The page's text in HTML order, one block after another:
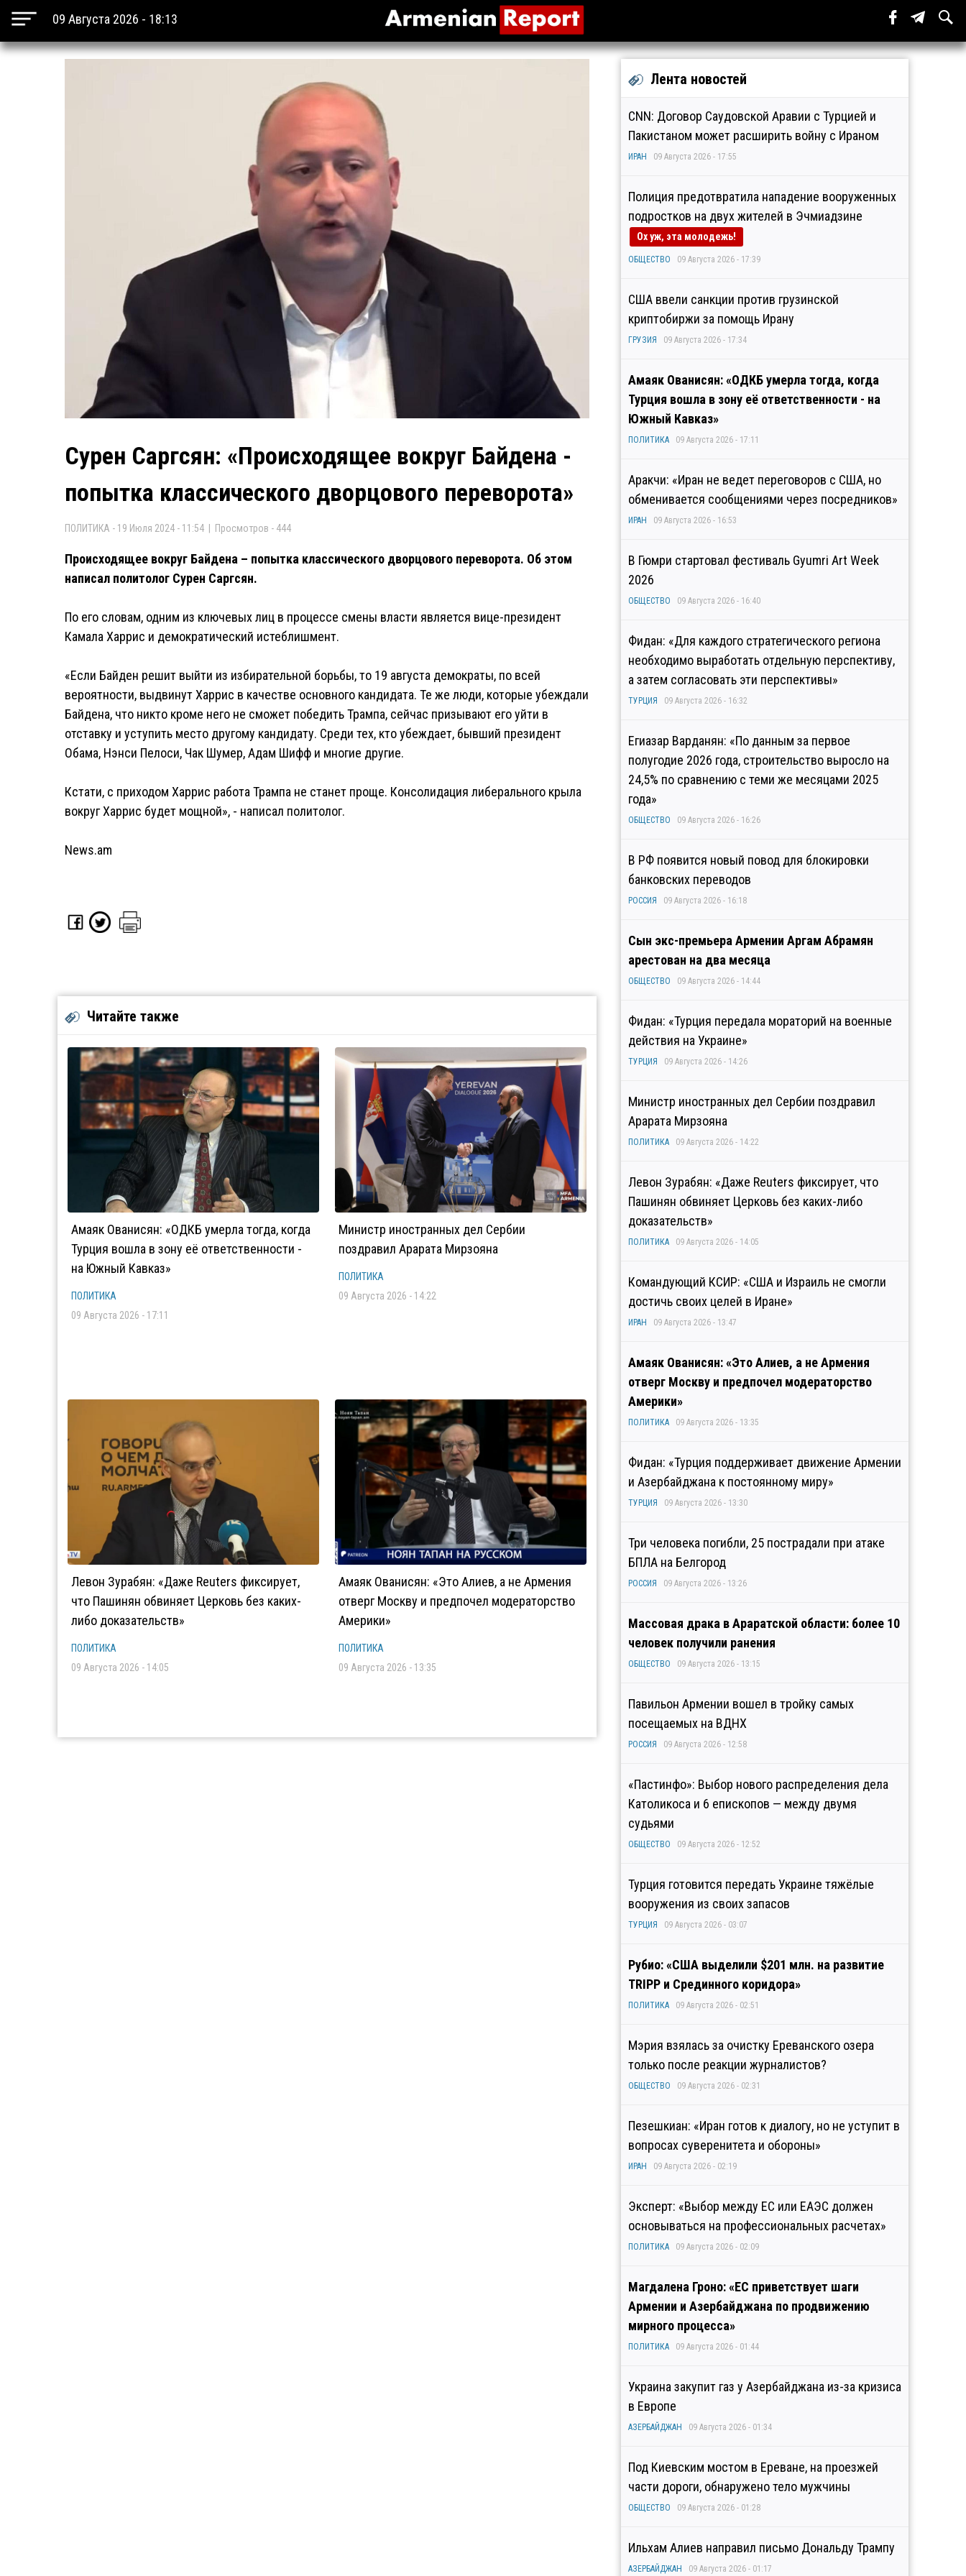
09 Августа 2026 - 18:13
Сурен Саргсян: «Происходящее вокруг Байдена -
попытка классического дворцового переворота»
ПОЛИТИКА - 19 Июля 2024 - 11:54 | Просмотров - 444
Происходящее вокруг Байдена – попытка классического дворцового переворота. Об этом
написал политолог Сурен Саргсян.
По его словам, одним из ключевых лиц в процессе смены власти является вице-президент
Камала Харрис и демократический истеблишмент.
«Если Байден решит выйти из избирательной борьбы, то 19 августа демократы, по всей
вероятности, выдвинут Харрис в качестве основного кандидата. Те же люди, которые убеждали
Байдена, что никто кроме него не сможет победить Трампа, сейчас призывают его уйти в
отставку и уступить место другому кандидату. Среди тех, кто убеждает, бывший президент
Обама, Нэнси Пелоси, Чак Шумер, Адам Шифф и многие другие.
Кстати, с приходом Харрис работа Трампа не станет проще. Консолидация либерального крыла
вокруг Харрис будет мощной», - написал политолог.
News.am
Читайте также
Амаяк Ованисян: «ОДКБ умерла тогда, когда
Турция вошла в зону её ответственности -
на Южный Кавказ»
ПОЛИТИКА
09 Августа 2026 - 17:11
Министр иностранных дел Сербии
поздравил Арарата Мирзояна
ПОЛИТИКА
09 Августа 2026 - 14:22
Левон Зурабян: «Даже Reuters фиксирует,
что Пашинян обвиняет Церковь без каких-
либо доказательств»
ПОЛИТИКА
09 Августа 2026 - 14:05
Амаяк Ованисян: «Это Алиев, а не Армения
отверг Москву и предпочел модераторство
Америки»
ПОЛИТИКА
09 Августа 2026 - 13:35
Лента новостей
CNN: Договор Саудовской Аравии с Турцией и
Пакистаном может расширить войну с Ираном
ИРАН 09 Августа 2026 - 17:55
Полиция предотвратила нападение вооруженных
подростков на двух жителей в Эчмиадзине
Ох уж, эта молодежь!
ОБЩЕСТВО 09 Августа 2026 - 17:39
США ввели санкции против грузинской
криптобиржи за помощь Ирану
ГРУЗИЯ 09 Августа 2026 - 17:34
Амаяк Ованисян: «ОДКБ умерла тогда, когда
Турция вошла в зону её ответственности - на
Южный Кавказ»
ПОЛИТИКА 09 Августа 2026 - 17:11
Аракчи: «Иран не ведет переговоров с США, но
обменивается сообщениями через посредников»
ИРАН 09 Августа 2026 - 16:53
В Гюмри стартовал фестиваль Gyumri Art Week
2026
ОБЩЕСТВО 09 Августа 2026 - 16:40
Фидан: «Для каждого стратегического региона
необходимо выработать отдельную перспективу,
а затем согласовать эти перспективы»
ТУРЦИЯ 09 Августа 2026 - 16:32
Егиазар Варданян: «По данным за первое
полугодие 2026 года, строительство выросло на
24,5% по сравнению с теми же месяцами 2025
года»
ОБЩЕСТВО 09 Августа 2026 - 16:26
В РФ появится новый повод для блокировки
банковских переводов
РОССИЯ 09 Августа 2026 - 16:18
Сын экс-премьера Армении Аргам Абрамян
арестован на два месяца
ОБЩЕСТВО 09 Августа 2026 - 14:44
Фидан: «Турция передала мораторий на военные
действия на Украине»
ТУРЦИЯ 09 Августа 2026 - 14:26
Министр иностранных дел Сербии поздравил
Арарата Мирзояна
ПОЛИТИКА 09 Августа 2026 - 14:22
Левон Зурабян: «Даже Reuters фиксирует, что
Пашинян обвиняет Церковь без каких-либо
доказательств»
ПОЛИТИКА 09 Августа 2026 - 14:05
Командующий КСИР: «США и Израиль не смогли
достичь своих целей в Иране»
ИРАН 09 Августа 2026 - 13:47
Амаяк Ованисян: «Это Алиев, а не Армения
отверг Москву и предпочел модераторство
Америки»
ПОЛИТИКА 09 Августа 2026 - 13:35
Фидан: «Турция поддерживает движение Армении
и Азербайджана к постоянному миру»
ТУРЦИЯ 09 Августа 2026 - 13:30
Три человека погибли, 25 пострадали при атаке
БПЛА на Белгород
РОССИЯ 09 Августа 2026 - 13:26
Массовая драка в Араратской области: более 10
человек получили ранения
ОБЩЕСТВО 09 Августа 2026 - 13:15
Павильон Армении вошел в тройку самых
посещаемых на ВДНХ
РОССИЯ 09 Августа 2026 - 12:58
«Пастинфо»: Выбор нового распределения дела
Католикоса и 6 епископов — между двумя
судьями
ОБЩЕСТВО 09 Августа 2026 - 12:52
Турция готовится передать Украине тяжёлые
вооружения из своих запасов
ТУРЦИЯ 09 Августа 2026 - 03:07
Рубио: «США выделили $201 млн. на развитие
TRIPP и Срединного коридора»
ПОЛИТИКА 09 Августа 2026 - 02:51
Мэрия взялась за очистку Ереванского озера
только после реакции журналистов?
ОБЩЕСТВО 09 Августа 2026 - 02:31
Пезешкиан: «Иран готов к диалогу, но не уступит в
вопросах суверенитета и обороны»
ИРАН 09 Августа 2026 - 02:19
Эксперт: «Выбор между ЕС или ЕАЭС должен
основываться на профессиональных расчетах»
ПОЛИТИКА 09 Августа 2026 - 02:09
Магдалена Гроно: «ЕС приветствует шаги
Армении и Азербайджана по продвижению
мирного процесса»
ПОЛИТИКА 09 Августа 2026 - 01:44
Украина закупит газ у Азербайджана из-за кризиса
в Европе
АЗЕРБАЙДЖАН 09 Августа 2026 - 01:34
Под Киевским мостом в Ереване, на проезжей
части дороги, обнаружено тело мужчины
ОБЩЕСТВО 09 Августа 2026 - 01:28
Ильхам Алиев направил письмо Дональду Трампу
АЗЕРБАЙДЖАН 09 Августа 2026 - 01:17